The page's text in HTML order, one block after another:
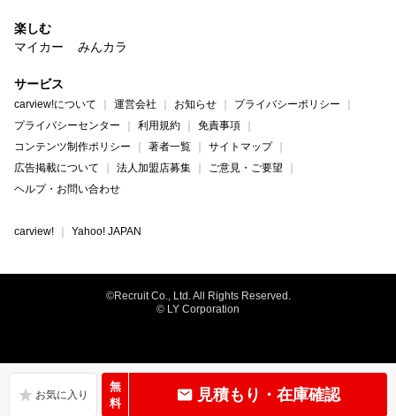
無
料
見積もり・在庫確認
楽しむ
マイカー
みんカラ
サービス
carview!について 運営会社 お知らせ
プライバシーポリシー
プライバシーセンター
利用規約
免責事項
コンテンツ制作ポリシー
著者一覧
サイトマップ
広告掲載について
法人加盟店募集
ご意見・ご要望
ヘルプ・お問い合わせ
carview! Yahoo! JAPAN
©Recruit Co., Ltd. All Rights Reserved.
© LY Corporation